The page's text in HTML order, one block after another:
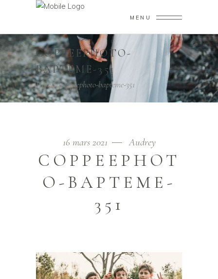
MENU
COPPEEPHOTO-
BAPTEME-351
Home/coppeephoto-bapteme-351
16 mars 2021 Audrey
COPPEEPHOT
O-BAPTEME-
351